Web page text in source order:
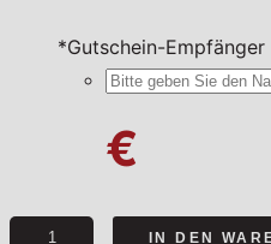
*Gutschein-Empfänger
€
IN DEN